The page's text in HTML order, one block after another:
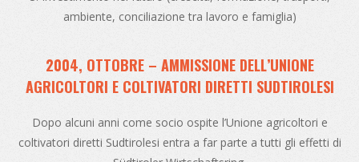
ambiente, conciliazione tra lavoro e famiglia)
2004, OTTOBRE – AMMISSIONE DELL’UNIONE
AGRICOLTORI E COLTIVATORI DIRETTI SUDTIROLESI
Dopo alcuni anni come socio ospite l’Unione agricoltori e
coltivatori diretti Sudtirolesi entra a far parte a tutti gli effetti di